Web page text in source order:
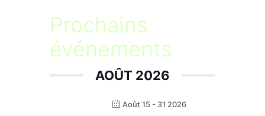
Prochains
événements
AOÛT 2026
Août 15 - 31 2026